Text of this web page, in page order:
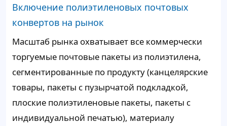
Включение полиэтиленовых почтовых
конвертов на рынок
Масштаб рынка охватывает все коммерчески
торгуемые почтовые пакеты из полиэтилена,
сегментированные по продукту (канцелярские
товары, пакеты с пузырчатой подкладкой,
плоские полиэтиленовые пакеты, пакеты с
индивидуальной печатью), материалу